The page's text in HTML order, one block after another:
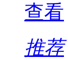
查看
推荐